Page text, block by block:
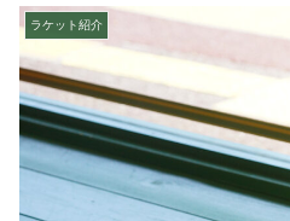
ラケット紹介